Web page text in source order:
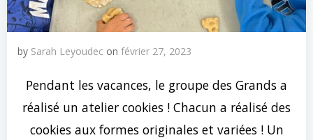
by Sarah Leyoudec on février 27, 2023
Pendant les vacances, le groupe des Grands a
réalisé un atelier cookies ! Chacun a réalisé des
cookies aux formes originales et variées ! Un